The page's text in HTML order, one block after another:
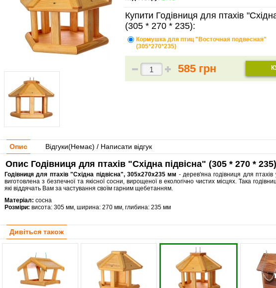
Купити Годівниця для птахів
(305 * 270 * 235):
Кормушка для птиц "Восточная подвесная"
(305*270*235)
585 грн
Опис Відгуки(Немає) / Написати відгук
Опис Годівниця для птахів "Східна підвісна" (305 * 270 *
Годівниця для птахів "Східна підвісна", 305х270х235 мм - дерев'яна годівниця для
виготовлена з безпечної та якісної сосни, вирощеної в екологічно чистих місцях. Така
які віддячать Вам за частування своїм гарним щебетанням.
Матеріал: сосна
Розміри: висота: 305 мм, ширина: 270 мм, глибина: 235 мм
Дивіться також